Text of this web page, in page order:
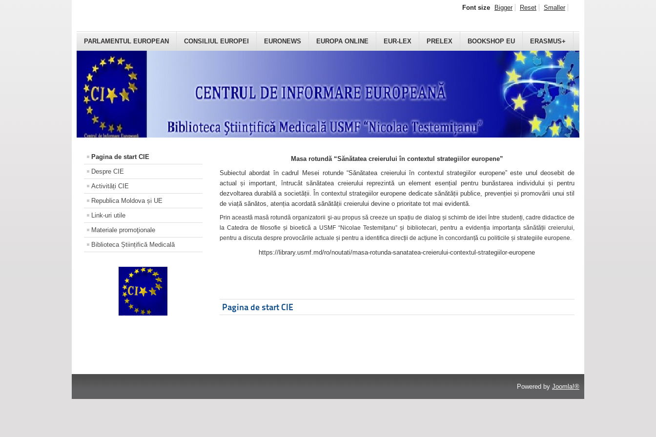
PARLAMENTUL EUROPEAN CONSILIUL EUROPEI EURONEWS EUROPA ONLINE EUR-LEX PRELEX BOOKSHOP EU ERASMUS+
Font size Bigger Reset Smaller
Pagina de start CIE
Despre CIE
Activități CIE
Republica Moldova și UE
Link-uri utile
Materiale promoţionale
Biblioteca Științifică Medicală
Masa rotundă “Sănătatea creierului în contextul strategiilor europene”
Subiectul abordat în cadrul Mesei rotunde “Sănătatea creierului în contextul strategiilor europene” este unul deosebit de
actual și important, întrucât sănătatea creierului reprezintă un element esențial pentru bunăstarea individului și pentru
dezvoltarea durabilă a societății. În contextul strategiilor europene dedicate sănătății publice, prevenției și promovării unui stil
de viață sănătos, atenția acordată sănătății creierului devine o prioritate tot mai evidentă.
Prin această masă rotundă organizatorii şi-au propus să creeze un spațiu de dialog și schimb de idei între studenți, cadre didactice de
la Catedra de filosofie și bioetică a USMF “Nicolae Testemițanu” și bibliotecari, pentru a evidenția importanța sănătății creierului,
pentru a discuta despre provocările actuale și pentru a identifica direcții de acțiune în concordanță cu politicile și strategiile europene.
https://library.usmf.md/ro/noutati/masa-rotunda-sanatatea-creierului-contextul-strategiilor-europene
Pagina de start CIE
Powered by Joomla!®